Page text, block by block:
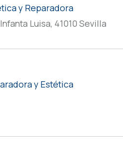
y Reparadora
Luisa, 41010 Sevilla
y Estética